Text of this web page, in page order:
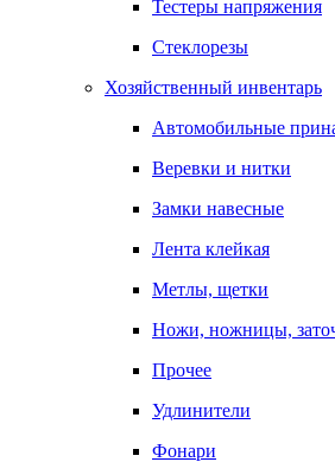
Тестеры напряжения
Стеклорезы
Хозяйственный инвентарь
Автомобильные
Веревки и нитки
Замки навесные
Лента клейкая
Метлы, щетки
Ножи, ножницы,
Прочее
Удлинители
Фонари